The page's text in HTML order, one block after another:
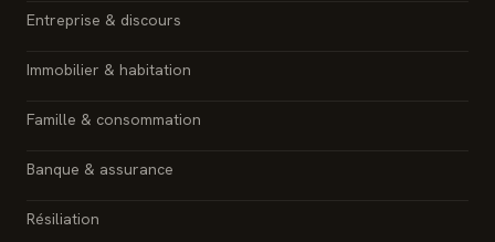
Entreprise & discours
Immobilier & habitation
Famille & consommation
Banque & assurance
Résiliation